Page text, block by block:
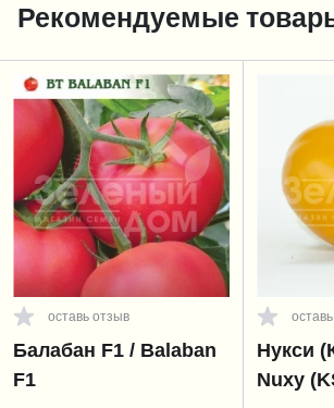
Рекомендуемые
оставь отзыв
Балабан F1 / Balaban
F1
Нукси
Nuxy